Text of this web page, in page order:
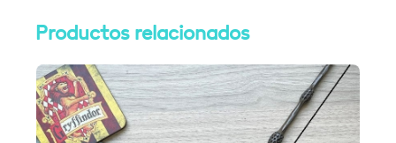
Productos relacionados